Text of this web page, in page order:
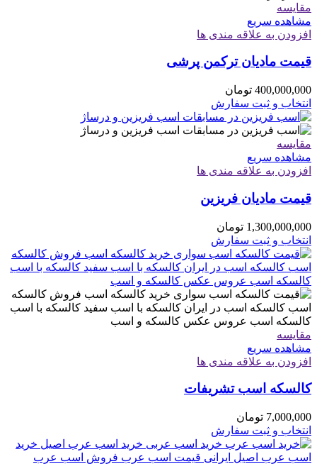
مقایسه
مشاهده سریع
افزودن به علاقه مندی ها
قیمت مادیان ترکمن پرشی
400,000,000 تومان
انتخاب و ثبت سفارش
مقایسه
مشاهده سریع
افزودن به علاقه مندی ها
قیمت مادیان فریزین
1,300,000,000 تومان
انتخاب و ثبت سفارش
مقایسه
مشاهده سریع
افزودن به علاقه مندی ها
کالسکه اسب تشریفات
7,000,000 تومان
انتخاب و ثبت سفارش